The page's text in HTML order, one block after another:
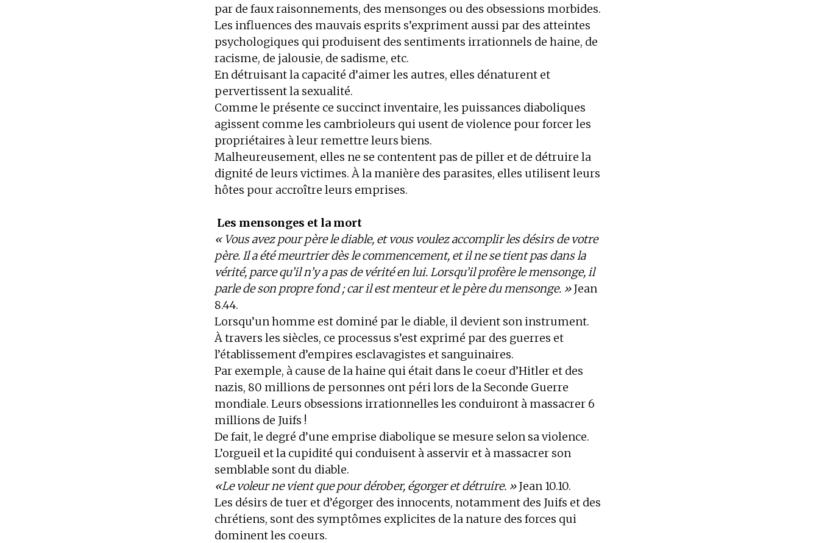
par de faux raisonnements, des mensonges ou des obsessions morbides.
Les influences des mauvais esprits s’expriment aussi par des atteintes
psychologiques qui produisent des sentiments irrationnels de haine, de
racisme, de jalousie, de sadisme, etc.
En détruisant la capacité d’aimer les autres, elles dénaturent et
pervertissent la sexualité.
Comme le présente ce succinct inventaire, les puissances diaboliques
agissent comme les cambrioleurs qui usent de violence pour forcer les
propriétaires à leur remettre leurs biens.
Malheureusement, elles ne se contentent pas de piller et de détruire la
dignité de leurs victimes. À la manière des parasites, elles utilisent leurs
hôtes pour accroître leurs emprises.
Les mensonges et la mort
« Vous avez pour père le diable, et vous voulez accomplir les désirs de votre
père. Il a été meurtrier dès le commencement, et il ne se tient pas dans la
vérité, parce qu’il n’y a pas de vérité en lui. Lorsqu’il profère le mensonge, il
parle de son propre fond ; car il est menteur et le père du mensonge. »Jean
8.44.
Lorsqu’un homme est dominé par le diable, il devient son instrument.
À travers les siècles, ce processus s’est exprimé par des guerres et
l’établissement d’empires esclavagistes et sanguinaires.
Par exemple, à cause de la haine qui était dans le coeur d’Hitler et des
nazis, 80 millions de personnes ont péri lors de la Seconde Guerre
mondiale. Leurs obsessions irrationnelles les conduiront à massacrer 6
millions de Juifs !
De fait, le degré d’une emprise diabolique se mesure selon sa violence.
L’orgueil et la cupidité qui conduisent à asservir et à massacrer son
semblable sont du diable.
«Le voleur ne vient que pour dérober, égorger et détruire. »Jean 10.10.
Les désirs de tuer et d’égorger des innocents, notamment des Juifs et des
chrétiens, sont des symptômes explicites de la nature des forces qui
dominent les coeurs.